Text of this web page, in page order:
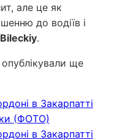
але це як
до водіїв і
.
ще